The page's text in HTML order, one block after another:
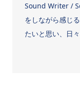
Sound Writer /
をしながら感じ
たいと思い、日